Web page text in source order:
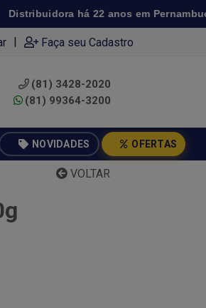
há 22 anos em
| Faça seu Cadastro
(81) 3428-2020
(81) 99364-3200
NOVIDADES OFERTAS
VOLTAR